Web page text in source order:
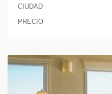
CIUDAD
PRECIO